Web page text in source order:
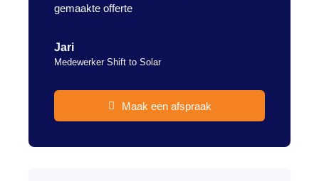
gemaakte offerte
Jari
Medewerker Shift to Solar
Maak een afspraak